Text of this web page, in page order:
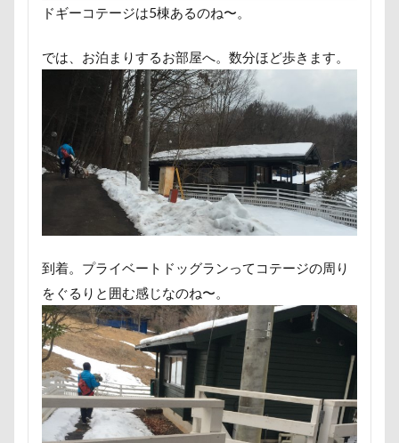
ドギーコテージは5棟あるのね〜。
では、お泊まりするお部屋へ。数分ほど歩きます。
到着。プライベートドッグランってコテージの周り
をぐるりと囲む感じなのね〜。
マミーちゃん
ママ実家
マハロちゃん
マグノリア棟
マグカップ
マウントジーンズ那須
マイフリーガード
ボート
マイクロビーズクッション
マイクロバブル
マイクロチップ
マァムちゃん
ポテチくん
ポチくん
ポストカード
ポケモンGO
ポカポカ
ボール
フルーツトマト狩り
ブルブル
ブリーダー
ブリキ看板
ブランチ
ブラタン
フワフワ
フレブル
フレキシリード
フリーマーケット
ブレスレット
フリーステッチ free stitch
フリスビー
フランソワーズちゃん